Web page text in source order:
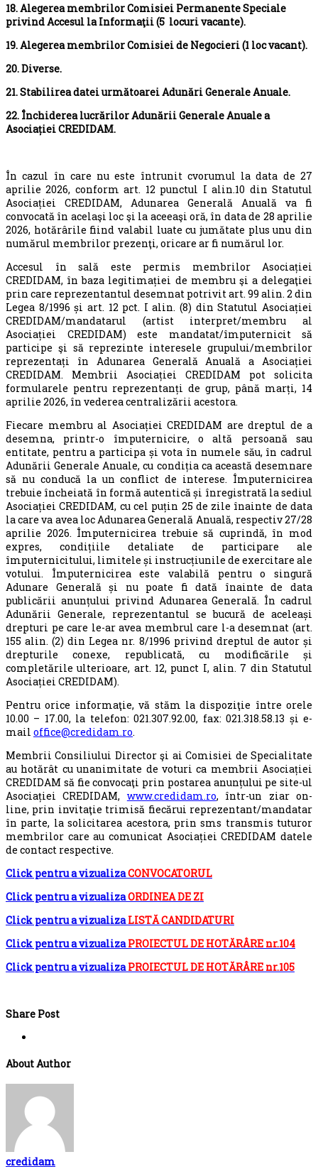
18. Alegerea membrilor Comisiei Permanente Speciale
privind Accesul la Informaţii (5 locuri vacante).
19. Alegerea membrilor Comisiei de Negocieri (1 loc vacant).
20. Diverse.
21. Stabilirea datei următoarei Adunări Generale Anuale.
22. Închiderea lucrărilor Adunării Generale Anuale a
Asociației CREDIDAM.
În cazul în care nu este întrunit cvorumul la data de 27
aprilie 2026, conform art. 12 punctul I alin.10 din Statutul
Asociației CREDIDAM, Adunarea Generală Anuală va fi
convocată în acelaşi loc şi la aceeaşi oră, în data de 28 aprilie
2026, hotărârile fiind valabil luate cu jumătate plus unu din
numărul membrilor prezenţi, oricare ar fi numărul lor.
Accesul în sală este permis membrilor Asociației
CREDIDAM, în baza legitimației de membru şi a delegaţiei
prin care reprezentantul desemnat potrivit art. 99 alin. 2 din
Legea 8/1996 și art. 12 pct. I alin. (8) din Statutul Asociației
CREDIDAM/mandatarul (artist interpret/membru al
Asociației CREDIDAM) este mandatat/împuternicit să
participe şi să reprezinte interesele grupului/membrilor
reprezentați în Adunarea Generală Anuală a Asociației
CREDIDAM. Membrii Asociației CREDIDAM pot solicita
formularele pentru reprezentanți de grup, până marți, 14
aprilie 2026, în vederea centralizării acestora.
Fiecare membru al Asociației CREDIDAM are dreptul de a
desemna, printr-o împuternicire, o altă persoană sau
entitate, pentru a participa și vota în numele său, în cadrul
Adunării Generale Anuale, cu condiția ca această desemnare
să nu conducă la un conflict de interese. Împuternicirea
trebuie încheiată în formă autentică și înregistrată la sediul
Asociației CREDIDAM, cu cel puțin 25 de zile înainte de data
la care va avea loc Adunarea Generală Anuală, respectiv 27/28
aprilie 2026. Împuternicirea trebuie să cuprindă, în mod
expres, condițiile detaliate de participare ale
împuternicitului, limitele și instrucțiunile de exercitare ale
votului. Împuternicirea este valabilă pentru o singură
Adunare Generală și nu poate fi dată înainte de data
publicării anunțului privind Adunarea Generală. În cadrul
Adunării Generale, reprezentantul se bucură de aceleași
drepturi pe care le-ar avea membrul care l-a desemnat (art.
155 alin. (2) din Legea nr. 8/1996 privind dreptul de autor și
drepturile conexe, republicată, cu modificările și
completările ulterioare, art. 12, punct I, alin. 7 din Statutul
Asociației CREDIDAM).
Pentru orice informaţie, vă stăm la dispoziţie între orele
10.00 – 17.00, la telefon: 021.307.92.00, fax: 021.318.58.13 și e-
mail office@credidam.ro.
Membrii Consiliului Director şi ai Comisiei de Specialitate
au hotărât cu unanimitate de voturi ca membrii Asociației
CREDIDAM să fie convocaţi prin postarea anunțului pe site-ul
Asociației CREDIDAM, www.credidam.ro, într-un ziar on-
line, prin invitaţie trimisă fiecărui reprezentant/mandatar
în parte, la solicitarea acestora, prin sms transmis tuturor
membrilor care au comunicat Asociației CREDIDAM datele
de contact respective.
Click pentru a vizualizaCONVOCATORUL
Click pentru a vizualizaORDINEA DE ZI
Click pentru a vizualizaLISTĂ CANDIDATURI
Click pentru a vizualizaPROIECTUL DE HOTĂRÂRE nr.104
Click pentru a vizualizaPROIECTUL DE HOTĂRÂRE nr.105
Share Post
About Author
credidam